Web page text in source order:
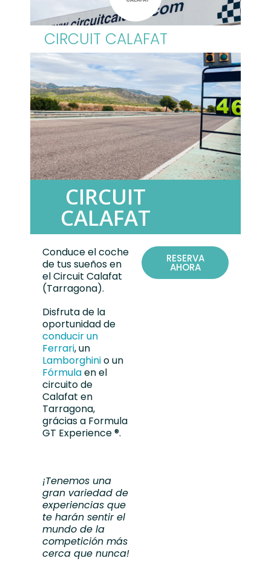
CIRCUIT CALAFAT
CIRCUIT
CALAFAT
Conduce el coche
de tus sueños en
elCircuit Calafat
(Tarragona).
Disfruta de la
oportunidad de
conducir un
Ferrari, un
Lamborghinio un
Fórmulaen el
circuito de
Calafat en
Tarragona,
grácias a Formula
GT Experience ®.
¡Tenemos una
gran variedad de
experiencias que
te harán sentir el
mundo de la
competición más
cerca que nunca!
RESERVA
AHORA